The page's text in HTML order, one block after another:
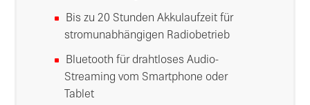
Bis zu 20 Stunden Akkulaufzeit für
stromunabhängigen Radiobetrieb
Bluetooth für drahtloses Audio-
Streaming vom Smartphone oder
Tablet